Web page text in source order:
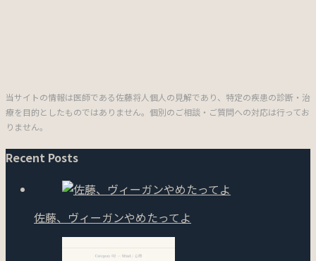
当サイトの情報は医師である佐藤将人個人の見解であり、特定の疾患の診断・治
療を目的としたものではありません。個別のご相談・ご質問への対応は行ってお
りません。
Recent Posts
佐藤、ヴィーガンやめたってよ